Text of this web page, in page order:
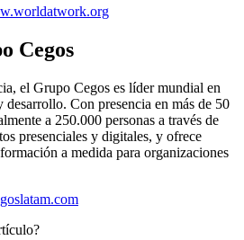
Cegos
el Grupo Cegos es líder mundial en
desarrollo. Con presencia en más de 50
a 250.000 personas a través de
presenciales y digitales, y ofrece
a medida para organizaciones